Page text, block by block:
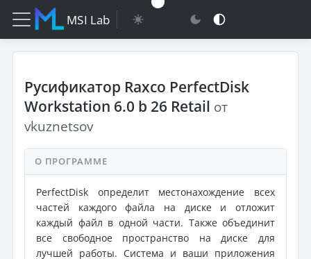
MSI Lab
Русификатор Raxco PerfectDisk
Workstation 6.0 b 26 Retail от
vkuznetsov
О ПРОГРАММЕ
PerfectDisk определит местонахождение всех
частей каждого файла на диске и отложит
каждый файл в одной части. Также объединит
все свободное пространство на диске для
лучшей работы. Система и ваши приложения